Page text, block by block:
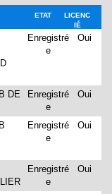
ETAT
LICENC
IÉ
Enregistré
e
Oui
DE
Enregistré
e
Oui
Enregistré
e
Oui
Enregistré
e
Oui